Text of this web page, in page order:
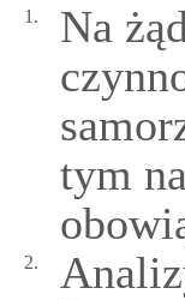
1.
Na
tym
2.